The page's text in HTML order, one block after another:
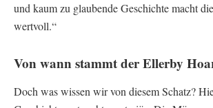
und kaum zu glaubende Geschichte macht
wertvoll.“
Von wann stammt der Ellerby
Doch was wissen wir von diesem Schatz?